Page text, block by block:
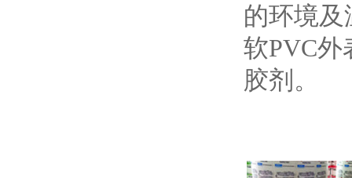
的环境及
软PVC
胶剂。